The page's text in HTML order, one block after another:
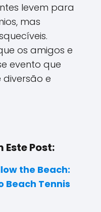
levem para
mas
os amigos e
evento que
e
Este Post:
the Beach:
Beach Tennis